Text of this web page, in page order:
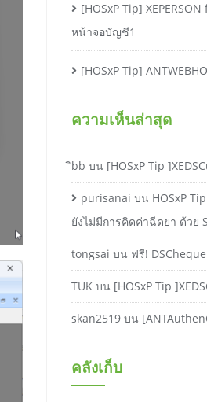
[HOSxP Tip]
หน้าจอบัญชี1
[HOSxP Tip]
ความเห็นล่าสุด
ิbb บน [HOSxP Tip
purisanai บน HOSxP
ยังไม่มีการคิดค่าฉีดยา ด้วย
tongsai บน ฟรี!
TUK บน [HOSxP Tip
skan2519 บน
คลังเก็บ